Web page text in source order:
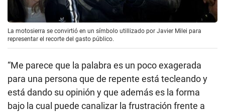
La motosierra se convirtió en un símbolo utillizado por Javier Milei para
representar el recorte del gasto público.
“Me parece que la palabra es un poco exagerada
para una persona que de repente está tecleando y
está dando su opinión y que además es la forma
bajo la cual puede canalizar la frustración frente a